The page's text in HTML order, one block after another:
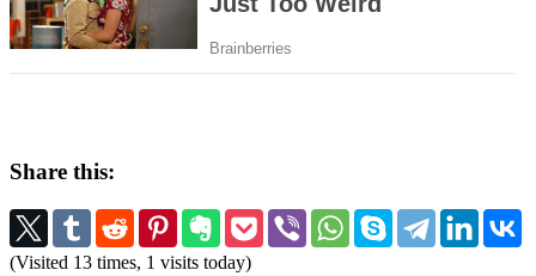
Share this:
(Visited 13 times, 1 visits today)